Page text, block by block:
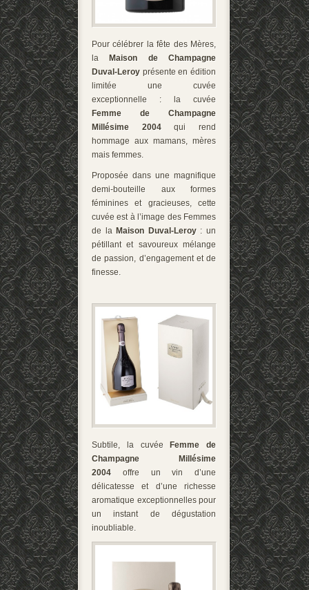
Pour célébrer la fête des Mères,
la
Maison de Champagne
Duval-Leroy présente en édition
limitée une cuvée
exceptionnelle : la cuvée
Femme de Champagne
Millésime 2004qui rend
hommage aux mamans, mères
mais femmes.
Proposée dans une magnifique
demi-bouteille aux formes
féminines et gracieuses, cette
cuvée est à l’image des Femmes
de la Maison Duval-Leroy: un
pétillant et savoureux mélange
de passion, d’engagement et de
finesse.
Subtile, la cuvée
Femme de
Champagne Millésime
2004 offre un vin d’une
délicatesse et d’une richesse
aromatique exceptionnelles pour
un instant de dégustation
inoubliable.